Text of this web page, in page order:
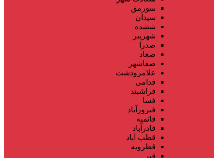
سورمق
سیدان
ششده
شهرپیر
صدرا
صغاد
صفاشهر
علامرودشت
فدامی
فراشبند
فسا
فیروزآباد
قائمیه
قادرآباد
قطب آباد
قطرویه
قیر